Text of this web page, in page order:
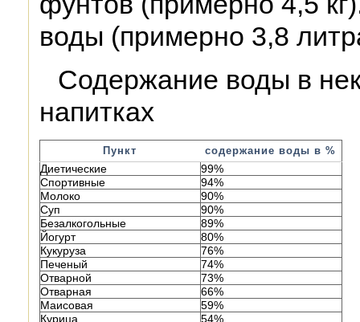
воды (примерно 3,8
Содержание воды в
напитках
Пункт содержание воды в %
Диетические
99%
Спортивные
94%
Молоко
90%
Суп
90%
Безалкогольные
89%
Йогурт
80%
Кукуруза
76%
Печеный
74%
Отварной
73%
Отварная
66%
Маисовая
59%
Курица
54%